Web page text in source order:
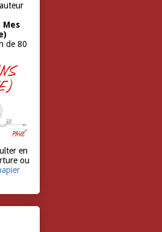
Mes
de 80
en
ou